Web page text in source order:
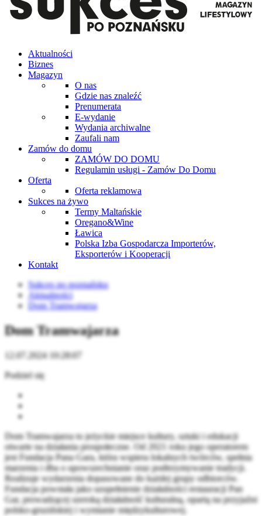
Aktualności
Biznes
Magazyn
O nas
Gdzie nas znaleźć
Prenumerata
E-wydanie
Wydania archiwalne
Zaufali nam
Zamów do domu
ZAMÓW DO DOMU
Regulamin usługi - Zamów Do Domu
Oferta
Oferta reklamowa
Sukces na żywo
Termy Maltańskie
Oregano&Wine
Ławica
Polska Izba Gospodarcza Importerów,
Eksporterów i Kooperacji
Kontakt
Sukces po poznańsku
Aktualności
Dom Tramwajarza
Dom Tramwajarza
12.07.2024 10:28:07
Podziel się
Dom Tramwajarza to jeżyckie miejsce kultury, sztuki i edukacji
otwarte na działania prospołeczne. Od 2021 roku jego operatorem
jest Fundacja Pana Gara, która wspiera lokalnych twórców, spełnia
marzenia i dba o upowszechnianie oraz podtrzymywanie tradycji.
Realizuje wydarzenia dopasowane do każdej grupy odbiorców.
Fundacja powstała jako uzupełnienie działalności restauracji Pan
Gar, prowadzącej szeroką działalność kulturalną, opartą na przyjaźni
polsko-gruzińskiej i wymianie międzykulturowej.